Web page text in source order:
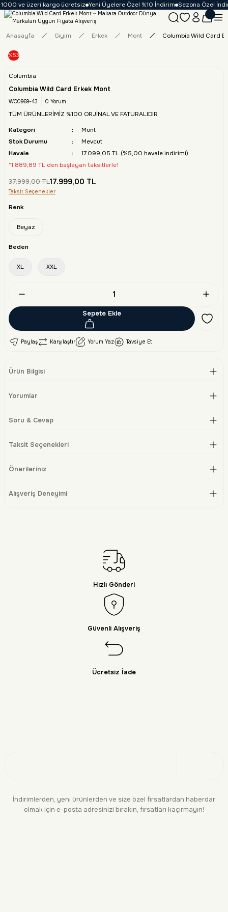
ve üzeri kargo ücretsiz Yeni Üyelere Özel %10 İndirim Sezona Özel
Anasayfa Giyim Erkek Mont Columbia Wild Card
%53
Columbia
Columbia Wild Card Erkek Mont
WO0969-43 0 Yorum
TÜM ÜRÜNLERİMİZ %100 ORJİNAL VE FATURALIDIR
Kategori
Mont
Stok Durumu
Mevcut
Havale
17.099,05 TL (%5,00 havale indirimi)
*1.889,89 TL den başlayan taksitlerle!
37.999,00 TL17.999,00 TL
Taksit Seçenekler
Renk
Beyaz
Beden
XL XXL
Sepete Ekle
Paylaş Karşılaştır Yorum Yaz Tavsiye Et
Ürün Bilgisi
Yorumlar
Soru & Cevap
Taksit Seçenekleri
Önerileriniz
Alışveriş Deneyimi
Hızlı Gönderi
Güvenli Alışveriş
Ücretsiz İade
İndirimlerden, yeni ürünlerden ve size özel fırsatlardan haberdar
olmak için e-posta adresinizi bırakın, fırsatları kaçırmayın!